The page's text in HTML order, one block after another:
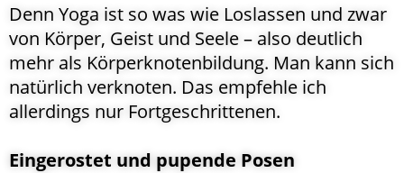
Denn Yoga ist so was wie Loslassen und zwar
von Körper, Geist und Seele – also deutlich
mehr als Körperknotenbildung. Man kann sich
natürlich verknoten. Das empfehle ich
allerdings nur Fortgeschrittenen.
Eingerostet und pupende Posen